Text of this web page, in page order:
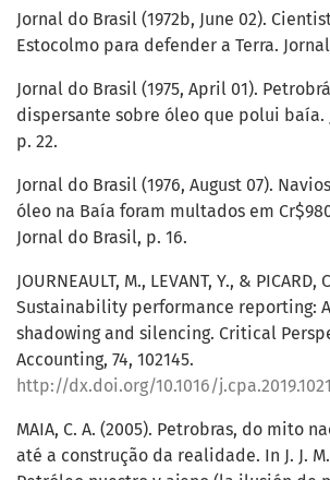
Jornal do Brasil (1972b, June 02).
Estocolmo para defender a Terra.
Jornal do Brasil (1975, April 01).
dispersante sobre óleo que polui baía.
p. 22.
Jornal do Brasil (1976, August 07).
óleo na Baía foram multados em
Jornal do Brasil, p. 16.
JOURNEAULT, M., LEVANT, Y., & PICARD,
Sustainability performance reporting:
shadowing and silencing. Critical
Accounting, 74, 102145.
http://dx.doi.org/10.1016/
MAIA, C. A. (2005). Petrobras, do mito
até a construção da realidade. In J. J.